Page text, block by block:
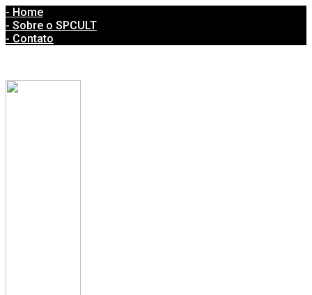
- Home
- Sobre o SPCULT
- Contato